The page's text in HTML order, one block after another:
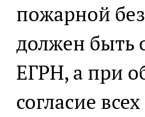
пожарной
должен быть
ЕГРН, а при
согласие